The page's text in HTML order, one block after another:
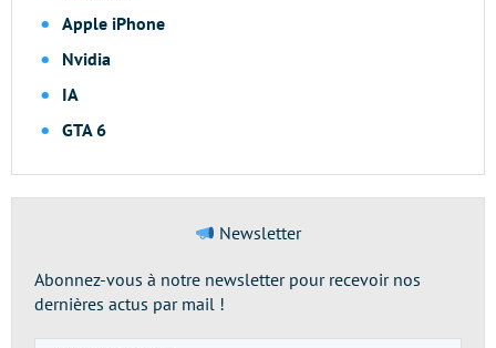
Apple iPhone
Nvidia
IA
GTA 6
Newsletter
Abonnez-vous à notre newsletter pour recevoir nos
dernières actus par mail !